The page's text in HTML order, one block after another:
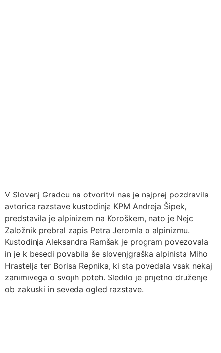
V Slovenj Gradcu na otvoritvi nas je najprej pozdravila
avtorica razstave kustodinja KPM Andreja Šipek,
predstavila je alpinizem na Koroškem, nato je Nejc
Založnik prebral zapis Petra Jeromla o alpinizmu.
Kustodinja Aleksandra Ramšak je program povezovala
in je k besedi povabila še slovenjgraška alpinista Miho
Hrastelja ter Borisa Repnika, ki sta povedala vsak nekaj
zanimivega o svojih poteh. Sledilo je prijetno druženje
ob zakuski in seveda ogled razstave.